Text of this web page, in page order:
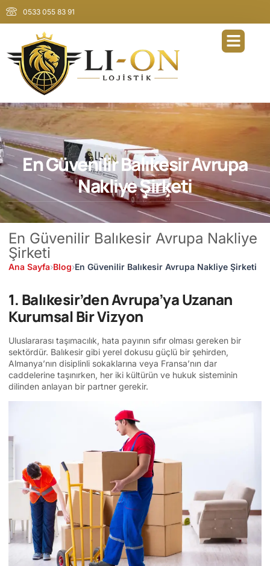
0533 055 83 91
En Güvenilir Balıkesir Avrupa
Nakliye Şirketi
En Güvenilir Balıkesir Avrupa Nakliye
Şirketi
Ana Sayfa›Blog›En Güvenilir Balıkesir Avrupa Nakliye Şirketi
1. Balıkesir’den Avrupa’ya Uzanan
Kurumsal Bir Vizyon
Uluslararası taşımacılık, hata payının sıfır olması gereken bir
sektördür. Balıkesir gibi yerel dokusu güçlü bir şehirden,
Almanya’nın disiplinli sokaklarına veya Fransa’nın dar
caddelerine taşınırken, her iki kültürün ve hukuk sisteminin
dilinden anlayan bir partner gerekir.